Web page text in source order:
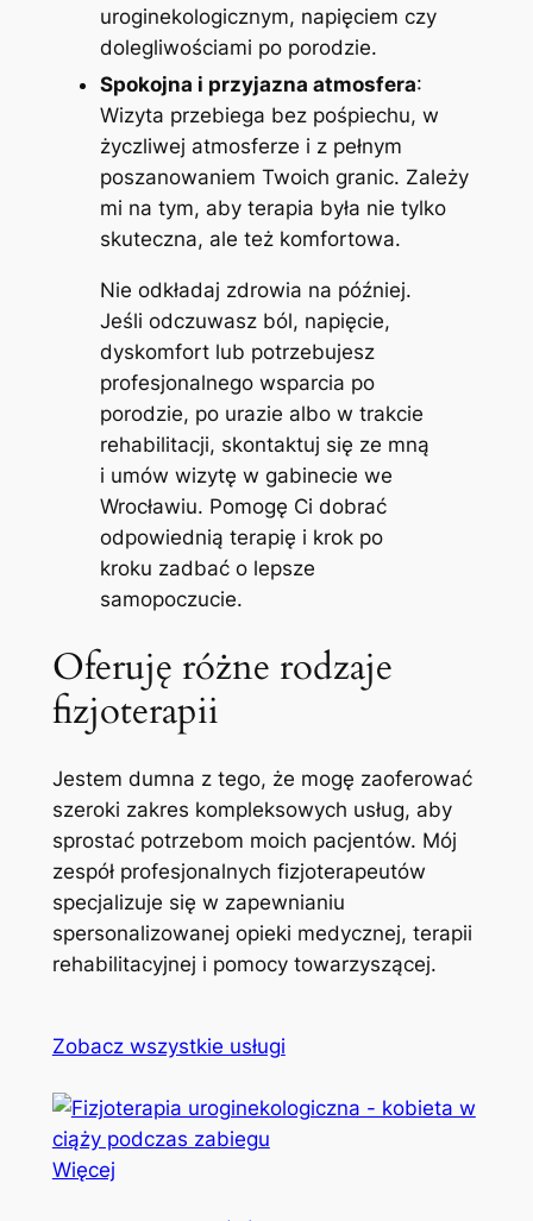
uroginekologicznym, napięciem czy
dolegliwościami po porodzie.
Spokojna i przyjazna atmosfera:
Wizyta przebiega bez pośpiechu, w
życzliwej atmosferze i z pełnym
poszanowaniem Twoich granic. Zależy
mi na tym, aby terapia była nie tylko
skuteczna, ale też komfortowa.
Nie odkładaj zdrowia na później.
Jeśli odczuwasz ból, napięcie,
dyskomfort lub potrzebujesz
profesjonalnego wsparcia po
porodzie, po urazie albo w trakcie
rehabilitacji, skontaktuj się ze mną
i umów wizytę w gabinecie we
Wrocławiu. Pomogę Ci dobrać
odpowiednią terapię i krok po
kroku zadbać o lepsze
samopoczucie.
Oferuję różne rodzaje
fizjoterapii
Jestem dumna z tego, że mogę zaoferować
szeroki zakres kompleksowych usług, aby
sprostać potrzebom moich pacjentów. Mój
zespół profesjonalnych fizjoterapeutów
specjalizuje się w zapewnianiu
spersonalizowanej opieki medycznej, terapii
rehabilitacyjnej i pomocy towarzyszącej.
Zobacz wszystkie usługi
Więcej